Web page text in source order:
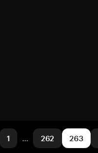
1 … 262 263